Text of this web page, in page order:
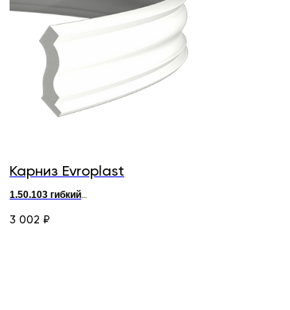
Карниз Evroplast
1.50.103 гибкий
3 002 ₽